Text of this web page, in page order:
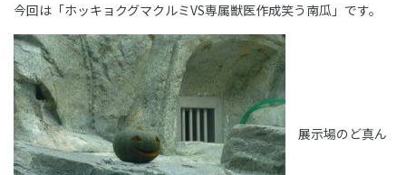
今回は「ホッキョクグマクルミVS専属獣医作成笑う南瓜」です。
展示場のど真ん